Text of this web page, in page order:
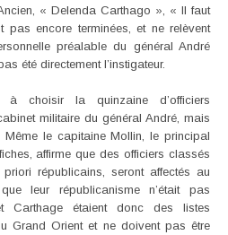
« Delenda Carthago », « Il faut
pas encore terminées, et ne relèvent
préalable du général André
été directement l’instigateur.
choisir la quinzaine d’officiers
militaire du général André, mais
Même le capitaine Mollin, le principal
affirme que des officiers classés
républicains, seront affectés au
leur républicanisme n’était pas
Carthage étaient donc des listes
Grand Orient et ne doivent pas être